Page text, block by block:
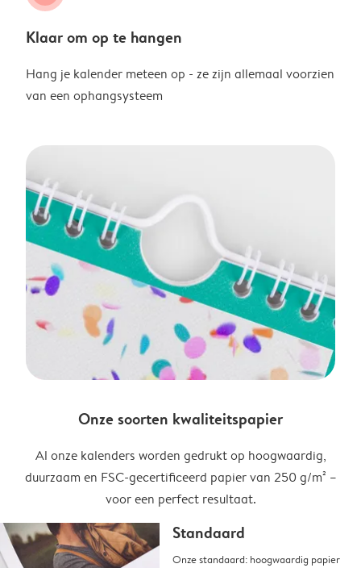
Klaar om op te hangen
Hang je kalender meteen op - ze zijn allemaal voorzien
van een ophangsysteem
Onze soorten kwaliteitspapier
Al onze kalenders worden gedrukt op hoogwaardig,
duurzaam en FSC-gecertificeerd papier van 250 g/m² –
voor een perfect resultaat.
Standaard
Onze standaard: hoogwaardig papier